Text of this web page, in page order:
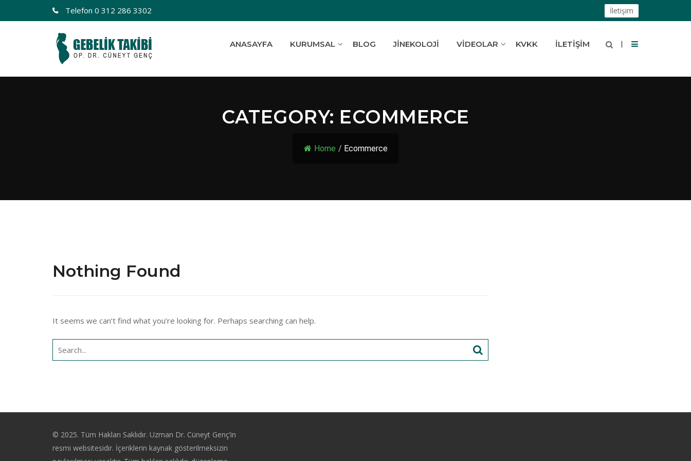
Telefon 0 312 286 3302 İletişim
ANASAYFA KURUMSAL BLOG JINEKOLOJI VIDEOLAR KVKK İLETIŞIM
CATEGORY: ECOMMERCE
Home / Ecommerce
Nothing Found
It seems we can’t find what you’re looking for. Perhaps searching can help.
Search
for:
© 2025. Tüm Hakları Saklıdır. Uzman Dr. Cüneyt Genç’in
resmi websitesidir. İçeriklerin kaynak gösterilmeksizin